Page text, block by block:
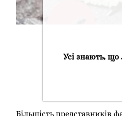
Усі знають, що
Більшість представників